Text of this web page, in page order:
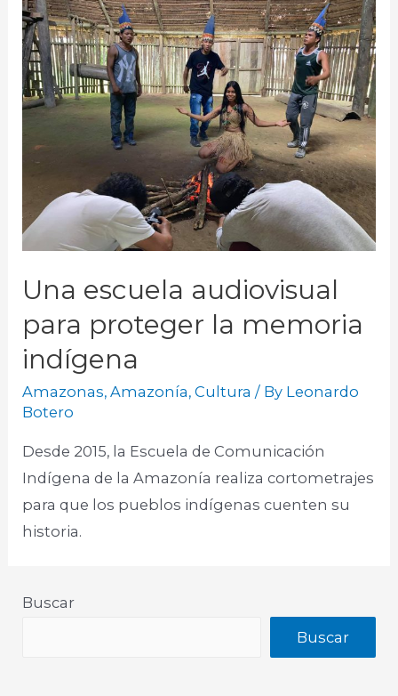
Una escuela audiovisual
para proteger la memoria
indígena
Amazonas,Amazonía,Cultura / By Leonardo
Botero
Desde 2015, la Escuela de Comunicación
Indígena de la Amazonía realiza cortometrajes
para que los pueblos indígenas cuenten su
historia.
Buscar
Buscar